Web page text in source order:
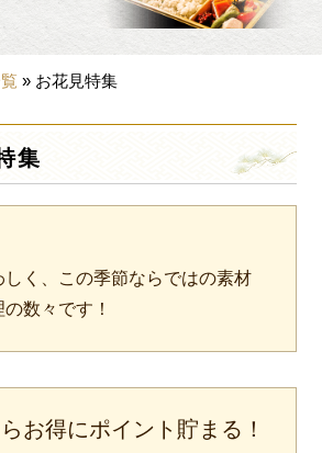
» お花見特集
集
しく、この季節ならではの素材
数々です！
お得にポイント貯まる！
ます。
えます。